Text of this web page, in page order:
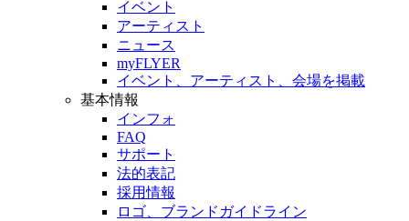
イベント
アーティスト
ニュース
myFLYER
イベント、アーティスト、会場を掲載
基本情報
インフォ
FAQ
サポート
法的表記
採用情報
ロゴ、ブランドガイドライン